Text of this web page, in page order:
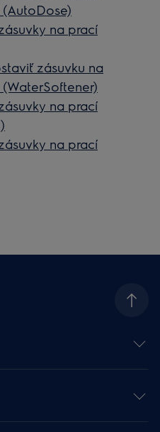
na prací
zásuvku na
na prací
na prací